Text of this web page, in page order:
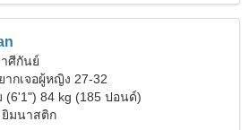
ศีกันย์
ากเจอผู้หญิง 27-32
(6'1") 84 kg (185 ปอนด์)
มนาสติก